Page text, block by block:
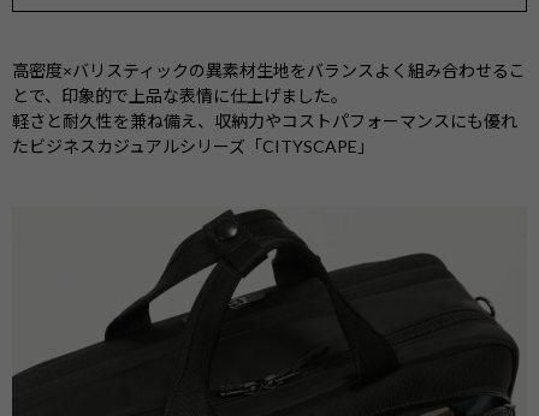
高密度×バリスティックの異素材生地をバランスよく組み合わせるこ
とで、印象的で上品な表情に仕上げました。
軽さと耐久性を兼ね備え、収納力やコストパフォーマンスにも優れ
たビジネスカジュアルシリーズ「CITYSCAPE」